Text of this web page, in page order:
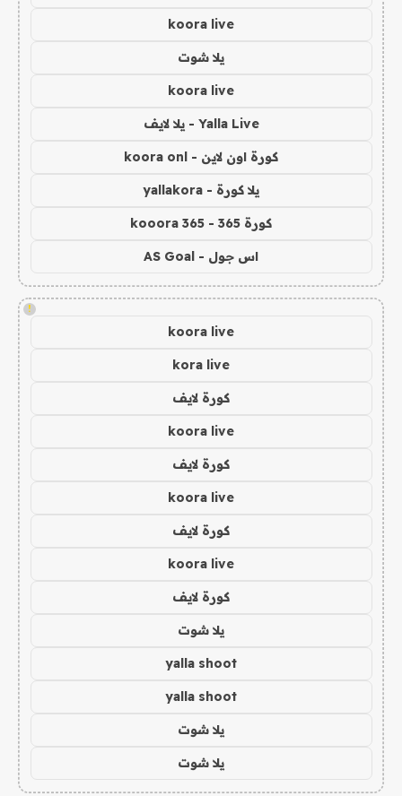
koora live
يلا شوت
koora live
Yalla Live - يلا لايف
كورة اون لاين - koora onl
يلا كورة - yallakora
كورة 365 - kooora 365
اس جول - AS Goal
!
koora live
kora live
كورة لايف
koora live
كورة لايف
koora live
كورة لايف
koora live
كورة لايف
يلا شوت
yalla shoot
yalla shoot
يلا شوت
يلا شوت